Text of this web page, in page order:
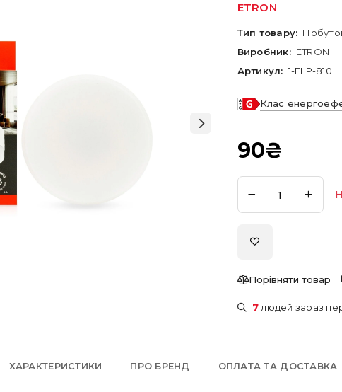
ETRON
Тип товару:
Виробник: ETRON
Артикул: 1-ELP-810
Клас
90₴
Порівняти товар
7 людей зараз
ХАРАКТЕРИСТИКИ ПРО БРЕНД ОПЛАТА ТА ДОСТАВКА